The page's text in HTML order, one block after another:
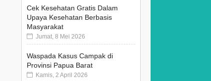
Cek Kesehatan Gratis Dalam
Upaya Kesehatan Berbasis
Masyarakat
Jumat, 8 Mei 2026
Waspada Kasus Campak di
Provinsi Papua Barat
Kamis, 2 April 2026